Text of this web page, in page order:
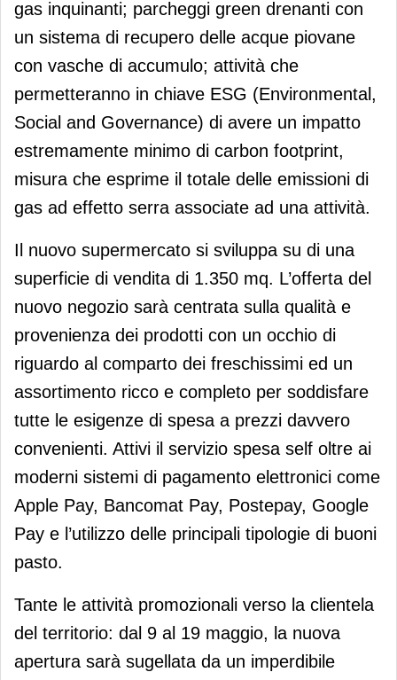
gas inquinanti; parcheggi green drenanti con
un sistema di recupero delle acque piovane
con vasche di accumulo; attività che
permetteranno in chiave ESG (Environmental,
Social and Governance) di avere un impatto
estremamente minimo di carbon footprint,
misura che esprime il totale delle emissioni di
gas ad effetto serra associate ad una attività.
Il nuovo supermercato si sviluppa su di una
superficie di vendita di 1.350 mq. L’offerta del
nuovo negozio sarà centrata sulla qualità e
provenienza dei prodotti con un occhio di
riguardo al comparto dei freschissimi ed un
assortimento ricco e completo per soddisfare
tutte le esigenze di spesa a prezzi davvero
convenienti. Attivi il servizio spesa self oltre ai
moderni sistemi di pagamento elettronici come
Apple Pay, Bancomat Pay, Postepay, Google
Pay e l’utilizzo delle principali tipologie di buoni
pasto.
Tante le attività promozionali verso la clientela
del territorio: dal 9 al 19 maggio, la nuova
apertura sarà sugellata da un imperdibile